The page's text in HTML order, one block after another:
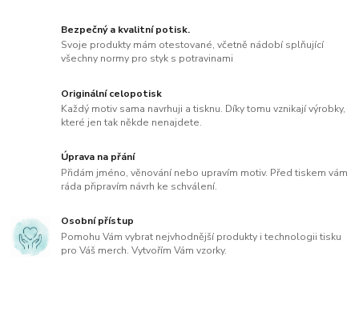
Bezpečný a kvalitní potisk.
Svoje produkty mám otestované, včetně nádobí splňující
všechny normy pro styk s potravinami
Originální celopotisk
Každý motiv sama navrhuji a tisknu. Díky tomu vznikají výrobky,
které jen tak někde nenajdete.
Úprava na přání
Přidám jméno, věnování nebo upravím motiv. Před tiskem vám
ráda připravím návrh ke schválení.
Osobní přístup
Pomohu Vám vybrat nejvhodnější produkty i technologii tisku
pro Váš merch. Vytvořím Vám vzorky.